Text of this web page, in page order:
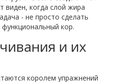
виден, когда слой жира
- не просто сделать
кор.
и их
королем упражнений